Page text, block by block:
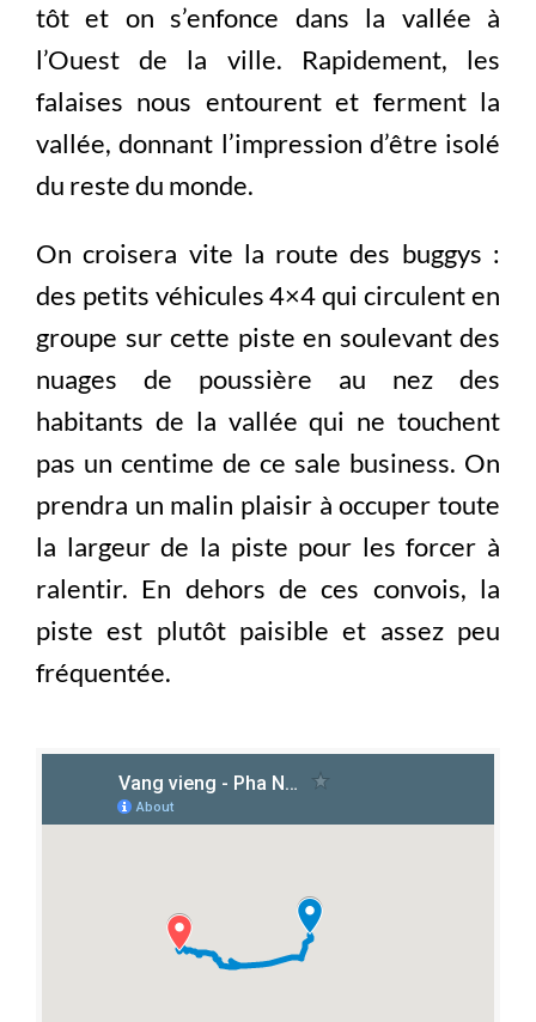
tôt et on s’enfonce dans la vallée à
l’Ouest de la ville. Rapidement, les
falaises nous entourent et ferment la
vallée, donnant l’impression d’être isolé
du reste du monde.
On croisera vite la route des buggys :
des petits véhicules 4×4 qui circulent en
groupe sur cette piste en soulevant des
nuages de poussière au nez des
habitants de la vallée qui ne touchent
pas un centime de ce sale business. On
prendra un malin plaisir à occuper toute
la largeur de la piste pour les forcer à
ralentir. En dehors de ces convois, la
piste est plutôt paisible et assez peu
fréquentée.